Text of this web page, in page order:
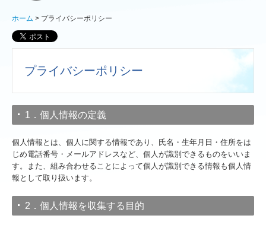
ホーム プライバシーポリシー
プライバシーポリシー
1．個人情報の定義
個人情報とは、個人に関する情報であり、氏名・生年月日・住所をは
じめ電話番号・メールアドレスなど、個人が識別できるものをいいま
す。また、組み合わせることによって個人が識別できる情報も個人情
報として取り扱います。
2．個人情報を収集する目的